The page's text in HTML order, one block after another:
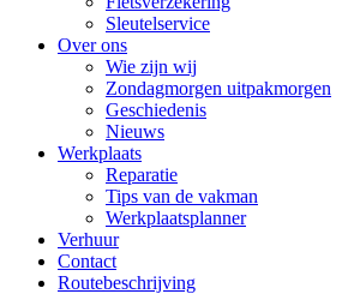
Sleutelservice
Over ons
Wie zijn wij
Zondagmorgen uitpakmorgen
Geschiedenis
Nieuws
Werkplaats
Reparatie
Tips van de vakman
Werkplaatsplanner
Verhuur
Contact
Routebeschrijving